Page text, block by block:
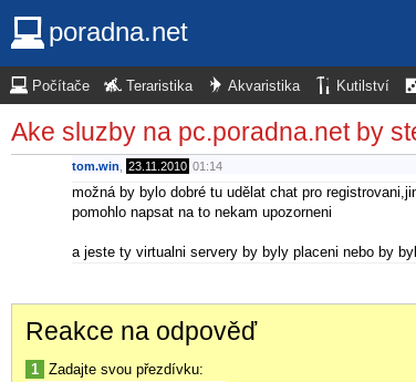
poradna.net
Počítače Teraristika Akvaristika Kutilství
Ake sluzby na pc.poradna.net by
tom.win 23.11.2010 01:14
možná by bylo dobré tu udělat chat pro
pomohlo napsat na to nekam upozorneni
a jeste ty virtualni servery by byly placeni nebo by
Reakce na odpověď
1 Zadajte svou přezdívku: